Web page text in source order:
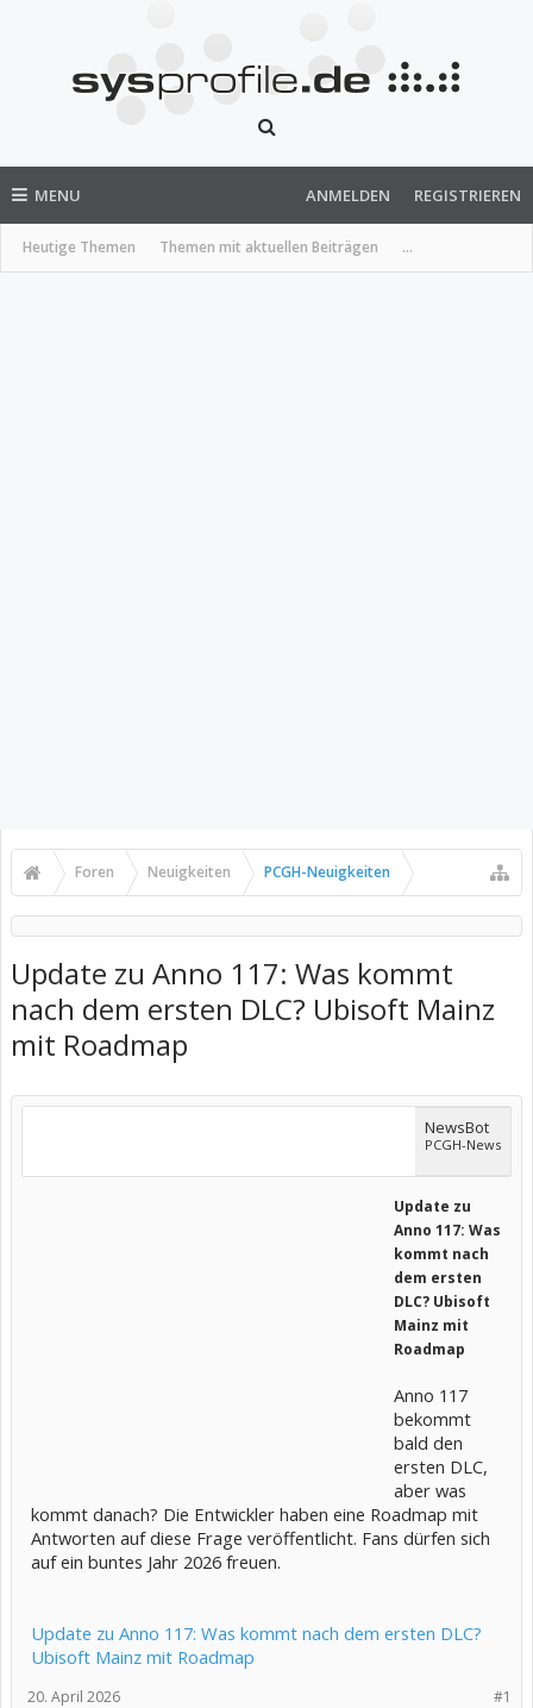
MENU
Heutige Themen Themen mit aktuellen Beiträgen ...
ANMELDEN REGISTRIEREN
Foren Neuigkeiten PCGH-Neuigkeiten
Update zu Anno 117: Was kommt
nach dem ersten DLC? Ubisoft Mainz
mit Roadmap
NewsBot
PCGH-News
Update zu
Anno 117: Was
kommt nach
dem ersten
DLC? Ubisoft
Mainz mit
Roadmap
Anno 117
bekommt
bald den
ersten DLC,
aber was
kommt danach? Die Entwickler haben eine Roadmap mit
Antworten auf diese Frage veröffentlicht. Fans dürfen sich
auf ein buntes Jahr 2026 freuen.
Update zu Anno 117: Was kommt nach dem ersten DLC?
Ubisoft Mainz mit Roadmap
#1
20. April 2026